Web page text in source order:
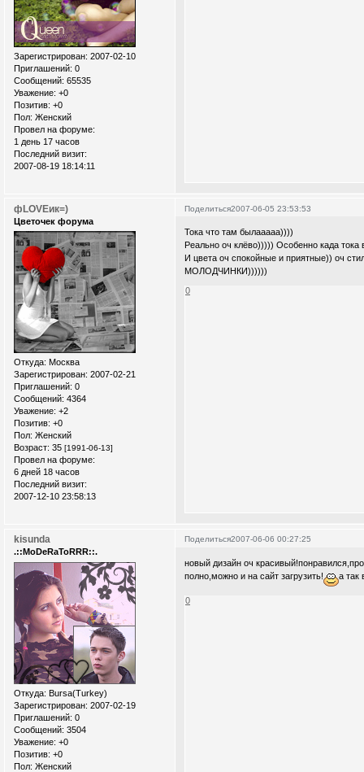
Зарегистрирован: 2007-02-10
Приглашений: 0
Сообщений: 65535
Уважение: +0
Позитив: +0
Пол: Женский
Провел на форуме:
1 день 17 часов
Последний визит:
2007-08-19 18:14:11
Поделиться2007-06-05 23:53:53
фLOVEик=)
Цветочек форума
Откуда: Москва
Зарегистрирован: 2007-02-21
Приглашений: 0
Сообщений: 4364
Уважение: +2
Позитив: +0
Пол: Женский
Возраст: 35 [1991-06-13]
Провел на форуме:
6 дней 18 часов
Последний визит:
2007-12-10 23:58:13
Тока что там былааааа))))
Реально оч клёво))))) Особенно када
И цвета оч спокойные и приятные)) оч
МОЛОДЧИНКИ))))))
0
Поделиться2007-06-06 00:27:25
kisunda
.::MoDeRaToRRR::.
Откуда: Bursa(Turkey)
Зарегистрирован: 2007-02-19
Приглашений: 0
Сообщений: 3504
Уважение: +0
Позитив: +0
Пол: Женский
новый дизайн оч
полно,можно и на сайт загрузить!
а так
0